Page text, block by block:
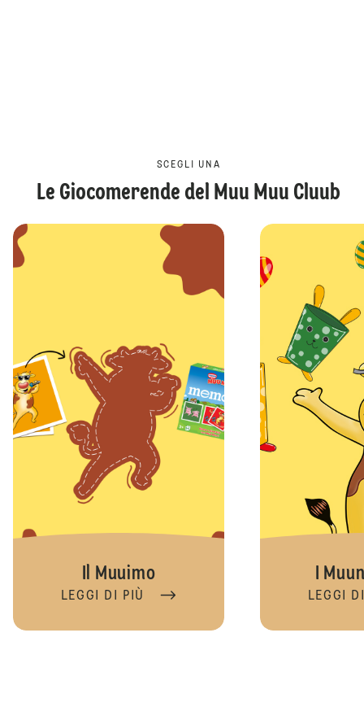
SCEGLI UNA
Le Giocomerende del Muu Muu Cluub
Il Muuimo
LEGGI DI PIÙ
I
LEGGI